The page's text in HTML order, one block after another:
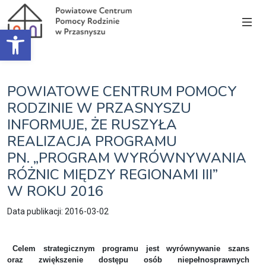
Open toolbar
POWIATOWE CENTRUM POMOCY
RODZINIE W PRZASNYSZU
INFORMUJE, ŻE RUSZYŁA
REALIZACJA PROGRAMU
PN. „PROGRAM WYRÓWNYWANIA
RÓŻNIC MIĘDZY REGIONAMI III”
W ROKU 2016
Data publikacji: 2016-03-02
Celem strategicznym programu jest wyrównywanie szans
oraz zwiększenie dostępu osób niepełnosprawnych